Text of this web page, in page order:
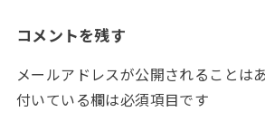
コメントを残す
メールアドレスが公開されることは
付いている欄は必須項目です